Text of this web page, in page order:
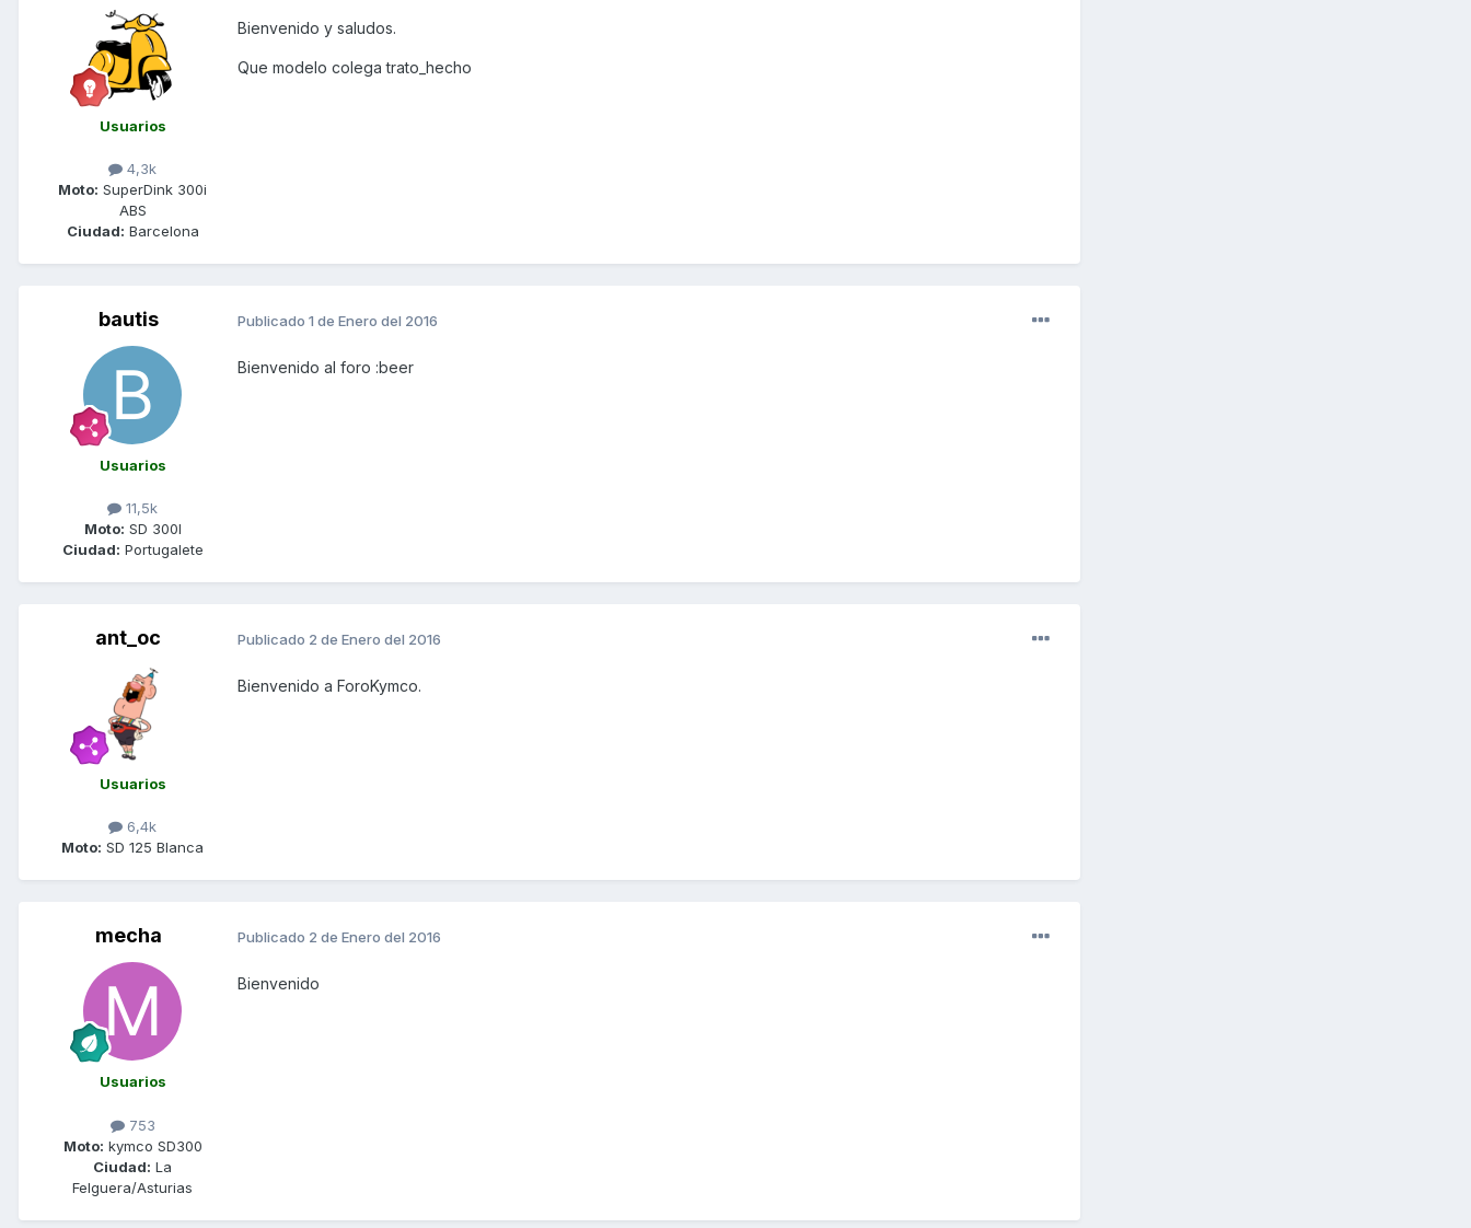
Usuarios
4,3k
Moto: SuperDink 300i
ABS
Ciudad: Barcelona
Bienvenido y saludos.
Que modelo colega trato_hecho
bautis
Usuarios
11,5k
Moto: SD 300I
Ciudad: Portugalete
Publicado 1 de Enero del 2016
Bienvenido al foro :beer
ant_oc
Usuarios
6,4k
Moto: SD 125 Blanca
Publicado 2 de Enero del 2016
Bienvenido a ForoKymco.
mecha
Usuarios
753
Moto: kymco SD300
Ciudad: La
Felguera/Asturias
Publicado 2 de Enero del 2016
Bienvenido